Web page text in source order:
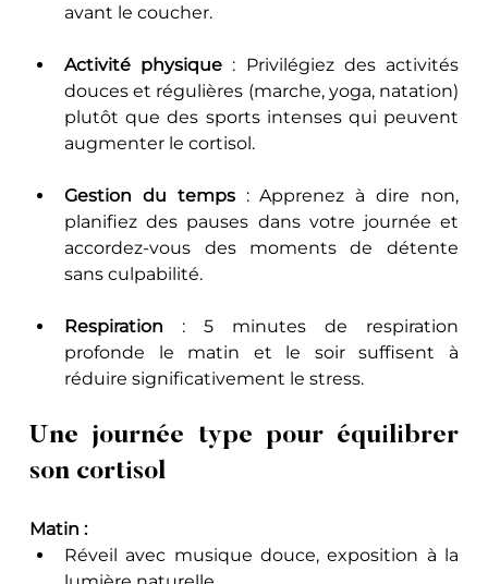
avant le coucher.
Activité physique : Privilégiez des activités
douces et régulières (marche, yoga, natation)
plutôt que des sports intenses qui peuvent
augmenter le cortisol.
Gestion du temps : Apprenez à dire non,
planifiez des pauses dans votre journée et
accordez-vous des moments de détente
sans culpabilité.
Respiration : 5 minutes de respiration
profonde le matin et le soir suffisent à
réduire significativement le stress.
Une journée type pour équilibrer
son cortisol
Matin :
Réveil avec musique douce, exposition à la